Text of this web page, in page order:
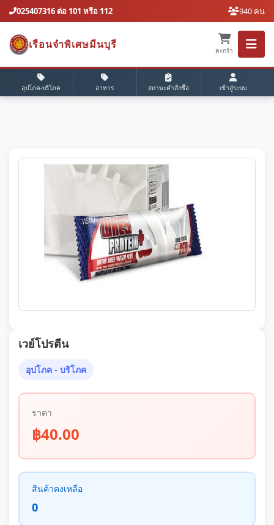
025407316 ต่อ 101 หรือ 112 940 คน
เรือนจำพิเศษมีนบุรี
ตะกร้า
อุปโภค-บริโภค อาหาร สถานะคำสั่งซื้อ เข้าสู่ระบบ
เวย์โปรตีน
อุปโภค - บริโภค
ราคา
฿40.00
สินค้าคงเหลือ
0